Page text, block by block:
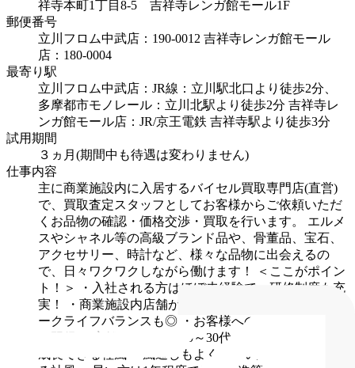
祥寺本町1丁目8-5 吉祥寺レンガ館モール1F
郵便番号
立川フロム中武店：190-0012 吉祥寺レンガ館モール
店：180-0004
最寄り駅
立川フロム中武店：JR線：立川駅北口より徒歩2分、
多摩都市モノレール：立川北駅より徒歩2分 吉祥寺レ
ンガ館モール店：JR/京王電鉄 吉祥寺駅より徒歩3分
試用期間
３ヵ月(期間中も待遇は変わりません)
仕事内容
主に商業施設内に入居するバイセル買取専門店(直営)
で、買取査定スタッフとしてお客様からご依頼いただ
くお品物の確認・価格交渉・買取を行います。 エルメ
スやシャネル等の高級ブランド品や、骨董品、宝石、
アクセサリー、時計など、様々な品物に出会えるの
で、日々ワクワクしながら働けます！
＜ここがポイン
ト！＞
・入社される方はほぼ未経験で、研修制度も充
実！
・商業施設内店舗が多いため、残業が少なく、ワ
ークライフバランスも◎
・お客様への提案営業スキル
・店舗メンバーは20～30代が多く、活気のある
成長できる社風
・風通しもよく、良い意見から改善す